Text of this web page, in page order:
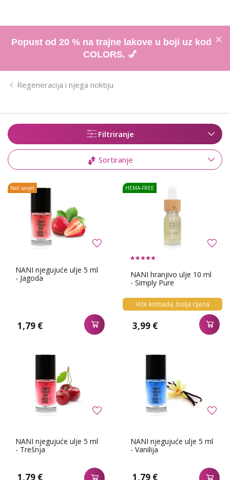
Popust od 20 % na trajne lakove u boji uz kod
COLORS. 💅
Regeneracija i njega noktiju
Filtriranje
Sortiranje
NANI njegujuće ulje 5 ml
- Jagoda
1,79 €
Naš savjet
NANI hranjivo ulje 10 ml
- Simply Pure
Više komada, bolja cijena
3,99 €
HEMA-FREE
NANI njegujuće ulje 5 ml
- Trešnja
1,79 €
NANI njegujuće ulje 5 ml
- Vanilija
1,79 €